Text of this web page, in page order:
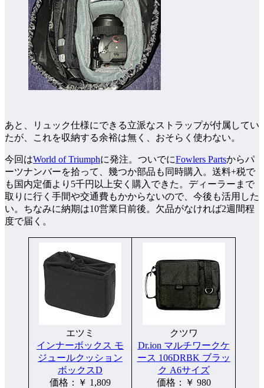
あと、リュック仕様にできる立派なストラップが付属してい
たが、これを収納する余裕は無く、おそらく使わない。
今回はWorld of Triumphに発注。ついでにFowlers Partsからパ
ーツナンバーを拾って、幾つか部品も同時購入。送料+税で
も国内定価より5千円以上安く購入できた。ディーラーまで
取りに行く手間や交通費もかからないので、今後も活用した
い。ちなみに納期は10営業日前後。欠品がなければ2週間程
度で届く。
エツミ
インナーボックス モ
ジュールクッション
ボックスD
価格：￥ 1,809
クツワ
Dr.ion マルチワークケ
ース 106DRBK ブラッ
ク A6サイズ
価格：￥ 980